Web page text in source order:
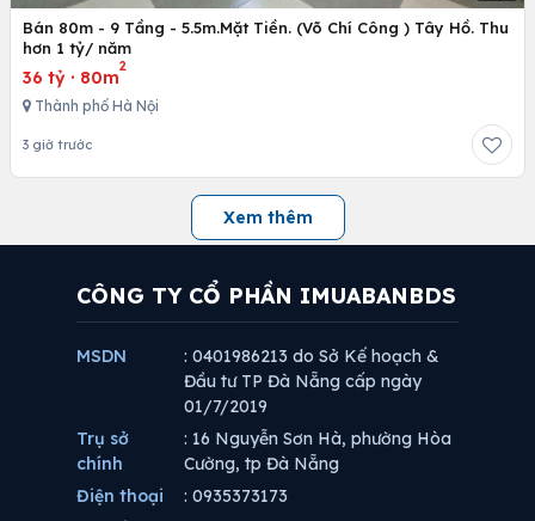
Bán 80m - 9 Tầng - 5.5m.Mặt Tiền. (Võ Chí Công ) Tây Hồ. Thu
hơn 1 tỷ/ năm
36 tỷ · 80m
2
Thành phố Hà Nội
3 giờ trước
Xem thêm
CÔNG TY CỔ PHẦN IMUABANBDS
MSDN
: 0401986213 do Sở Kế hoạch &
Đầu tư TP Đà Nẵng cấp ngày
01/7/2019
Trụ sở
chính
: 16 Nguyễn Sơn Hà, phường Hòa
Cường, tp Đà Nẵng
Điện thoại
: 0935373173